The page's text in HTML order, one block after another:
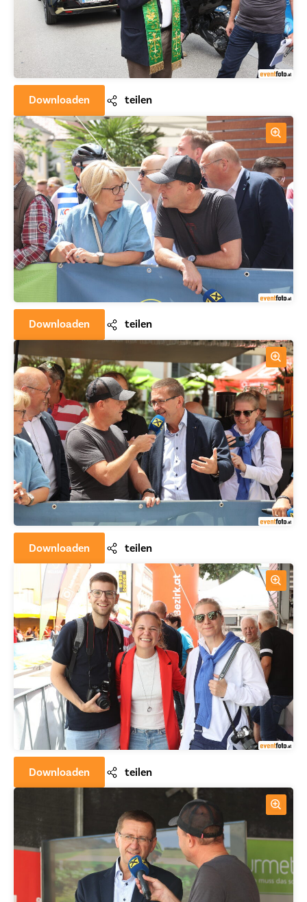
Downloaden teilen
Downloaden teilen
Downloaden teilen
Downloaden teilen